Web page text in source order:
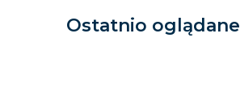
Ostatnio oglądane